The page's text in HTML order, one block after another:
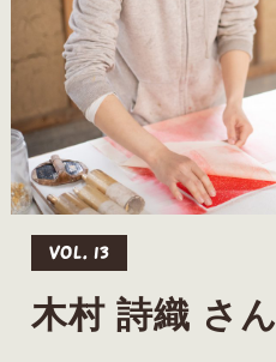
VOL. 13
木村 詩織 さん